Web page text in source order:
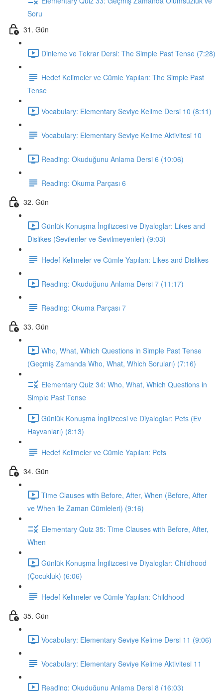
Soru
31. Gün
Dinleme ve Tekrar Dersi: The Simple Past Tense (7:28)
Hedef Kelimeler ve Cümle Yapıları: The Simple Past
Tense
Vocabulary: Elementary Seviye Kelime Dersi 10 (8:11)
Vocabulary: Elementary Seviye Kelime Aktivitesi 10
Reading: Okuduğunu Anlama Dersi 6 (10:06)
Reading: Okuma Parçası 6
32. Gün
Günlük Konuşma İngilizcesi ve Diyaloglar: Likes and
Dislikes (Sevilenler ve Sevilmeyenler) (9:03)
Hedef Kelimeler ve Cümle Yapıları: Likes and Dislikes
Reading: Okuduğunu Anlama Dersi 7 (11:17)
Reading: Okuma Parçası 7
33. Gün
Who, What, Which Questions in Simple Past Tense
(Geçmiş Zamanda Who, What, Which Soruları) (7:16)
Elementary Quiz 34: Who, What, Which Questions in
Simple Past Tense
Günlük Konuşma İngilizcesi ve Diyaloglar: Pets (Ev
Hayvanları) (8:13)
Hedef Kelimeler ve Cümle Yapıları: Pets
34. Gün
Time Clauses with Before, After, When (Before, After
ve When ile Zaman Cümleleri) (9:16)
Elementary Quiz 35: Time Clauses with Before, After,
When
Günlük Konuşma İngilizcesi ve Diyaloglar: Childhood
(Çocukluk) (6:06)
Hedef Kelimeler ve Cümle Yapıları: Childhood
35. Gün
Vocabulary: Elementary Seviye Kelime Dersi 11 (9:06)
Vocabulary: Elementary Seviye Kelime Aktivitesi 11
Reading: Okuduğunu Anlama Dersi 8 (16:03)